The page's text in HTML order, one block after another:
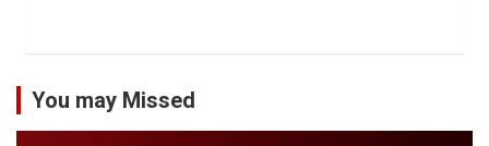
You may Missed